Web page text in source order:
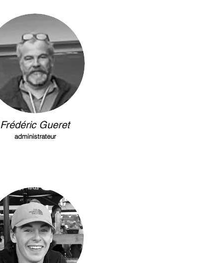
Frédéric Gueret
administrateur